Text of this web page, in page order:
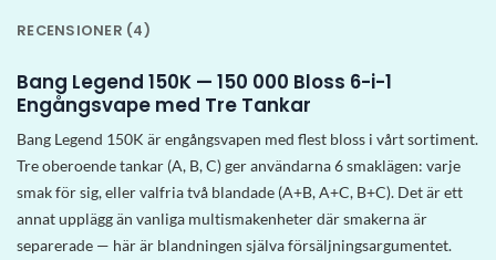
RECENSIONER (4)
Bang Legend 150K — 150 000 Bloss 6-i-1
Engångsvape med Tre Tankar
Bang Legend 150K är engångsvapen med flest bloss i vårt sortiment.
Tre oberoende tankar (A, B, C) ger användarna 6 smaklägen: varje
smak för sig, eller valfria två blandade (A+B, A+C, B+C). Det är ett
annat upplägg än vanliga multismakenheter där smakerna är
separerade — här är blandningen själva försäljningsargumentet.